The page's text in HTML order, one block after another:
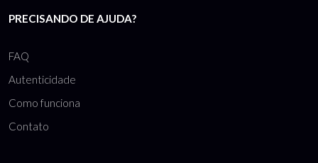
PRECISANDO DE AJUDA?
FAQ
Autenticidade
Como funciona
Contato